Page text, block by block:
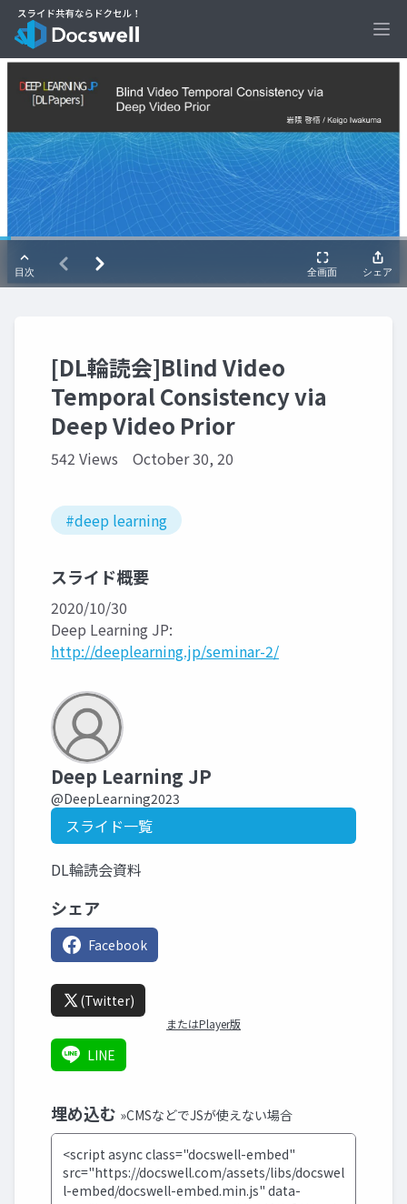
[DL輪読会]Blind Video
Temporal Consistency via
Deep Video Prior
542 Views October 30, 20
#deep learning
スライド概要
2020/10/30
Deep Learning JP:
http://deeplearning.jp/seminar-2/
Deep Learning JP
@DeepLearning2023
スライド一覧
DL輪読会資料
シェア
Facebook
(Twitter)
またはPlayer版
LINE
埋め込む »CMSなどでJSが使えない場合